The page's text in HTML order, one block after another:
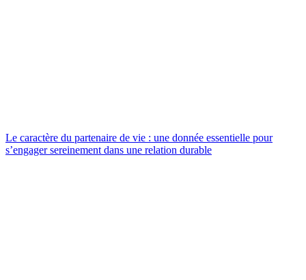
Le caractère du partenaire de vie : une donnée essentielle pour
s’engager sereinement dans une relation durable